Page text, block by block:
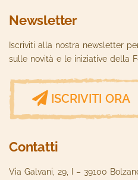
Newsletter
Iscriviti alla nostra newsletter
sulle novità e le iniziative della
ISCRIVITI ORA
Contatti
Via Galvani, 29, I – 39100